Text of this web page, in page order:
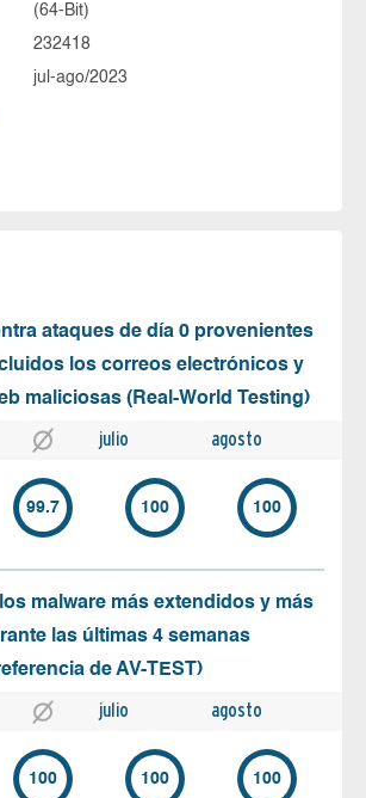
(64-Bit)
232418
jul-ago/2023
ataques de día 0 provenientes
los correos electrónicos y
maliciosas (Real-World Testing)
julio agosto
99.7 100 100
malware más extendidos y más
las últimas 4 semanas
de AV-TEST)
julio agosto
100 100 100